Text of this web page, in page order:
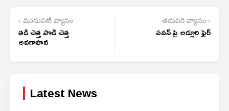
‹ మునుపటి వ్యాసం
తడి చెత్త పొడి చెత్త
అవగాహన
తదుపరి వ్యాసం ›
పవన్ పై అడ్లూరి ఫైర్
Latest News